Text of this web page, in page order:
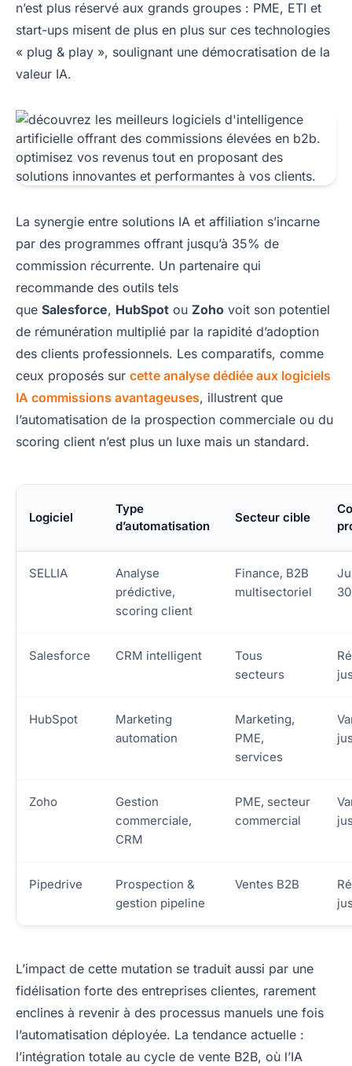
n’est plus réservé aux grands groupes : PME, ETI et
start-ups misent de plus en plus sur ces technologies
« plug & play », soulignant une démocratisation de la
valeur IA.
La synergie entre solutions IA et affiliation s’incarne
par des programmes offrant jusqu’à 35% de
commission récurrente. Un partenaire qui
recommande des outils tels
que Salesforce, HubSpot ou Zoho voit son potentiel
de rémunération multiplié par la rapidité d’adoption
des clients professionnels. Les comparatifs, comme
ceux proposés sur cette analyse dédiée aux logiciels
IA commissions avantageuses, illustrent que
l’automatisation de la prospection commerciale ou du
scoring client n’est plus un luxe mais un standard.
Logiciel
Type
d’automatisation
Secteur cible
SELLIA
Analyse
prédictive,
scoring client
Finance, B2B
multisectoriel
Salesforce CRM intelligent
Tous
secteurs
HubSpot
Marketing
automation
Marketing,
PME,
services
Zoho
Gestion
commerciale,
CRM
PME, secteur
commercial
Pipedrive
Prospection &
gestion pipeline
Ventes B2B
L’impact de cette mutation se traduit aussi par une
fidélisation forte des entreprises clientes, rarement
enclines à revenir à des processus manuels une fois
l’automatisation déployée. La tendance actuelle :
l’intégration totale au cycle de vente B2B, où l’IA